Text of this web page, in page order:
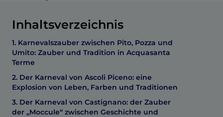
Inhaltsverzeichnis
1. Karnevalszauber zwischen Pito, Pozza und
Umito: Zauber und Tradition in Acquasanta
Terme
2. Der Karneval von Ascoli Piceno: eine
Explosion von Leben, Farben und Traditionen
3. Der Karneval von Castignano: der Zauber
der „Moccule“ zwischen Geschichte und